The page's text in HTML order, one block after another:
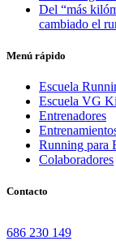
Del “más
cambiado el
Menú rápido
Escuela
Escuela VG
Entrenadores
Running para
Colaboradores
Contacto
686 230 149